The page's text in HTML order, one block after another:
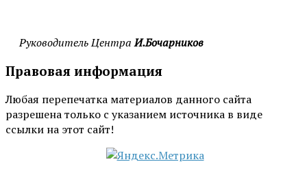
Руководитель ЦентраИ.Бочарников
Правовая информация
Любая перепечатка материалов данного сайта
разрешена только с указанием источника в виде
ссылки на этот сайт!